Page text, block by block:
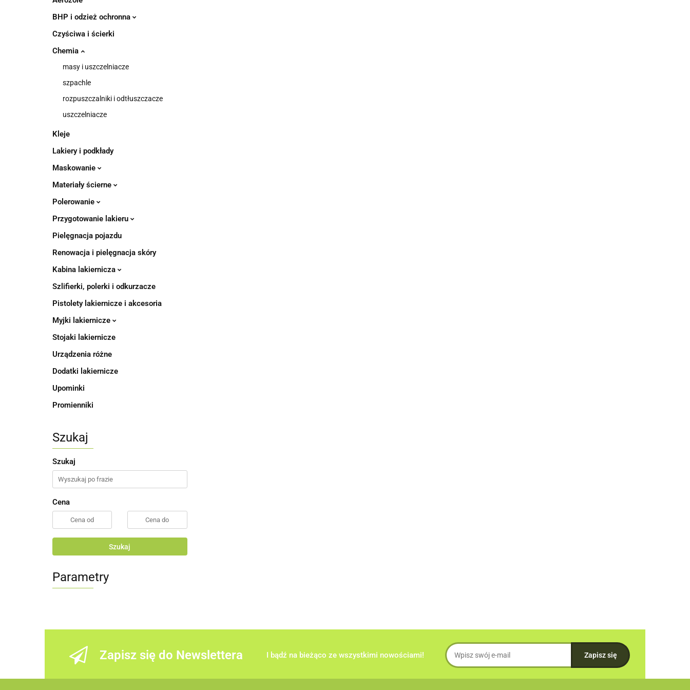
BHP i odzież ochronna
Czyściwa i ścierki
Chemia
masy i uszczelniacze
szpachle
rozpuszczalniki i odtłuszczacze
uszczelniacze
Kleje
Lakiery i podkłady
Maskowanie
Materiały ścierne
Polerowanie
Przygotowanie lakieru
Pielęgnacja pojazdu
Renowacja i pielęgnacja skóry
Kabina lakiernicza
Szlifierki, polerki i odkurzacze
Pistolety lakiernicze i akcesoria
Myjki lakiernicze
Stojaki lakiernicze
Urządzenia różne
Dodatki lakiernicze
Upominki
Promienniki
Szukaj
Szukaj
Cena
Szukaj
Parametry
Zapisz się do Newslettera I bądź na bieżąco ze wszystkimi nowościami!